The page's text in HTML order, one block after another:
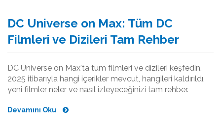
DC Universe on Max: Tüm DC
Filmleri ve Dizileri Tam Rehber
DC Universe on Max'ta tüm filmleri ve dizileri keşfedin.
2025 itibarıyla hangi içerikler mevcut, hangileri kaldırıldı,
yeni filmler neler ve nasıl izleyeceğinizi tam rehber.
Devamını Oku